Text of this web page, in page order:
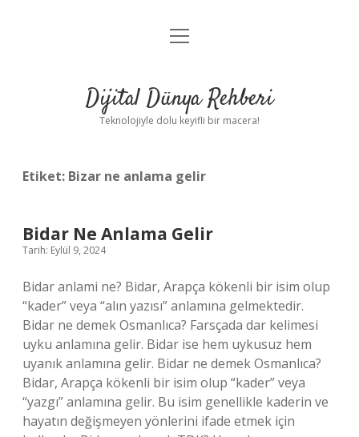
Anasayfa
Yasal Uyarı
menüyü
Dijital Dünya Rehberi
Teknolojiyle dolu keyifli bir macera!
Etiket: Bizar ne anlama gelir
Bidar Ne Anlama Gelir
Tarih: Eylül 9, 2024
Bidar anlami ne? Bidar, Arapça kökenli bir isim olup
“kader” veya “alın yazısı” anlamına gelmektedir.
Bidar ne demek Osmanlıca? Farsçada dar kelimesi
uyku anlamına gelir. Bidar ise hem uykusuz hem
uyanık anlamına gelir. Bidar ne demek Osmanlıca?
Bidar, Arapça kökenli bir isim olup “kader” veya
“yazgı” anlamına gelir. Bu isim genellikle kaderin ve
hayatın değişmeyen yönlerini ifade etmek için